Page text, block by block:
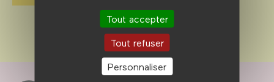
Tout accepter
Tout refuser
Personnaliser